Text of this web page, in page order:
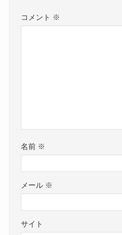
コメント ※
名前 ※
メール ※
サイト